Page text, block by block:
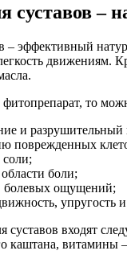
суставов
– эффективный
движениям.
то
и разрушительный
поврежденных
боли;
болевых ощущений;
упругость и
суставов входят
каштана,